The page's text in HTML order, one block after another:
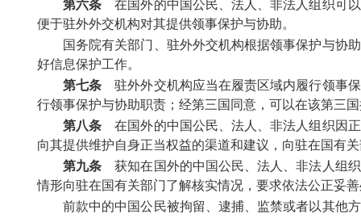
第六条 在国外的中国公民、法人、非法人组织可
便于驻外外交机构对其提供领事保护与协助。
国务院有关部门、驻外外交机构根据领事保护与协
好信息保护工作。
第七条 驻外外交机构应当在履责区域内履行领事
行领事保护与协助职责；经第三国同意，可以在该第三
第八条 在国外的中国公民、法人、非法人组织因
向其提供维护自身正当权益的渠道和建议，向驻在国有
第九条 获知在国外的中国公民、法人、非法人组
情形向驻在国有关部门了解核实情况，要求依法公正妥
前款中的中国公民被拘留、逮捕、监禁或者以其他